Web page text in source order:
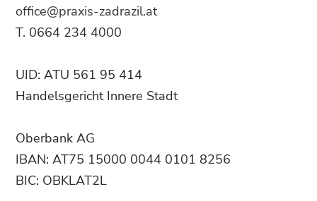
office@praxis-zadrazil.at
T. 0664 234 4000
UID: ATU 561 95 414
Handelsgericht Innere Stadt
Oberbank AG
IBAN: AT75 15000 0044 0101 8256
BIC: OBKLAT2L